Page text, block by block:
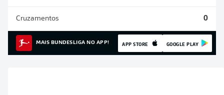
Cruzamentos 0
MAIS BUNDESLIGA NO APP! APP STORE GOOGLE PLAY